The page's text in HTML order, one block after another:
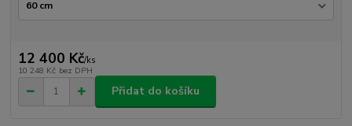
12 400 Kč/ks
10 248 Kč bez DPH
Přidat do košíku